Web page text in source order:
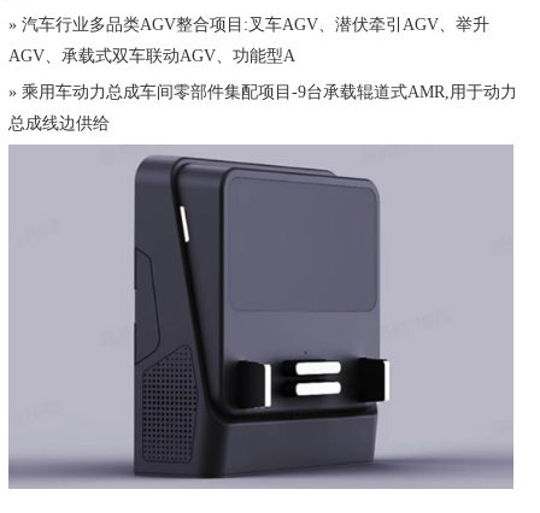
» 汽车行业多品类AGV整合项目:叉车AGV、潜伏牵引AGV、举升
AGV、承载式双车联动AGV、功能型A
» 乘用车动力总成车间零部件集配项目-9台承载辊道式AMR,用于动力
总成线边供给